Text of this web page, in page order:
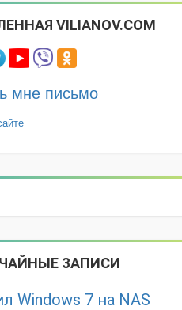
VILIANOV.COM
мне письмо
ЗАПИСИ
Windows 7 на NAS